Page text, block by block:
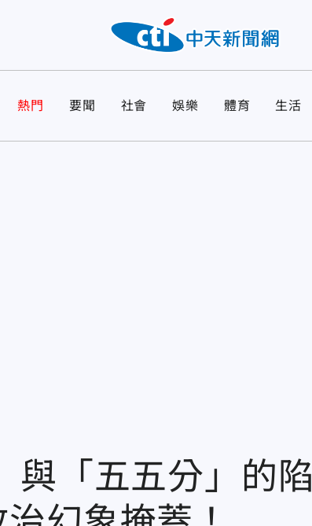
熱門 要聞 社會 娛樂 體育 生活
與「五五分」的陷